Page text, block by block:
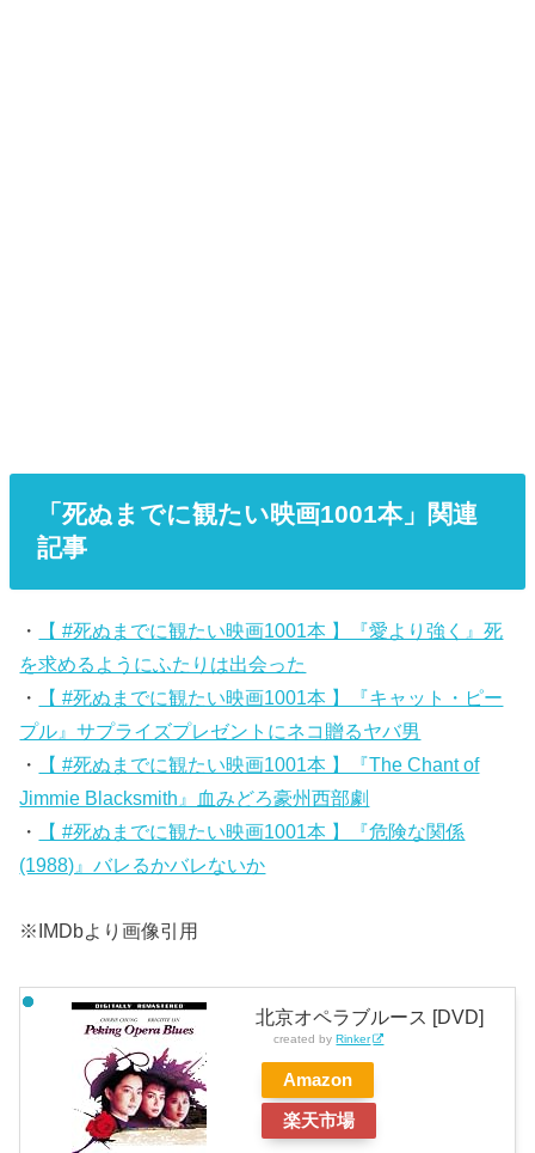
「死ぬまでに観たい映画1001本」関連
記事
・
【 #死ぬまでに観たい映画1001本 】『愛より強く』死
を求めるようにふたりは出会った
・
【 #死ぬまでに観たい映画1001本 】『キャット・ピー
プル』サプライズプレゼントにネコ贈るヤバ男
・
【 #死ぬまでに観たい映画1001本 】『The Chant of
Jimmie Blacksmith』血みどろ豪州西部劇
・
【 #死ぬまでに観たい映画1001本 】『危険な関係
(1988)』バレるかバレないか
※IMDbより画像引用
北京オペラブルース [DVD]
created byRinker
Amazon
楽天市場